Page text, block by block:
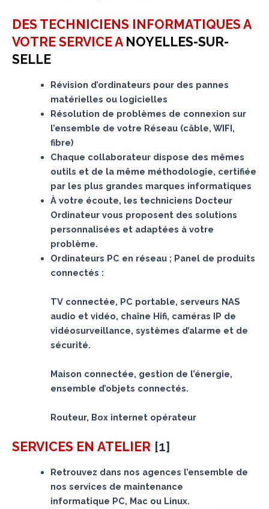
DES TECHNICIENS INFORMATIQUES A
VOTRE SERVICE A NOYELLES-SUR-
SELLE
Révision d’ordinateurs pour des pannes
matérielles ou logicielles
Résolution de problèmes de connexion sur
l’ensemble de votre Réseau (câble, WIFI,
fibre)
Chaque collaborateur dispose des mêmes
outils et de la même méthodologie, certifiée
par les plus grandes marques informatiques
À votre écoute, les techniciens Docteur
Ordinateur vous proposent des solutions
personnalisées et adaptées à votre
problème.
Ordinateurs PC en réseau ; Panel de produits
connectés :
TV connectée, PC portable, serveurs NAS
audio et vidéo, chaîne Hifi, caméras IP de
vidéosurveillance, systèmes d’alarme et de
sécurité.
Maison connectée, gestion de l’énergie,
ensemble d’objets connectés.
Routeur, Box internet opérateur
SERVICES EN ATELIER [1]
Retrouvez dans nos agences l’ensemble de
nos services de maintenance
informatique PC, Mac ou Linux.